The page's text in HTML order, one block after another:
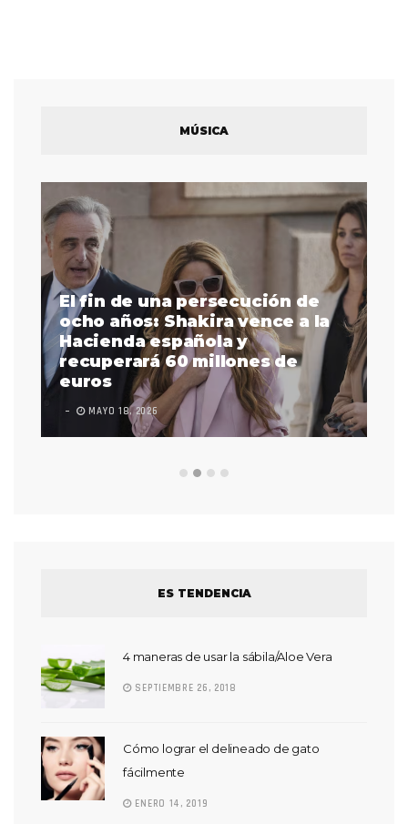
MÚSICA
El fin de una persecución de
ocho años: Shakira vence a la
Hacienda española y
recuperará 60 millones de
euros
MAYO 18, 2026
ES TENDENCIA
4 maneras de usar la sábila/Aloe Vera
SEPTIEMBRE 26, 2018
Cómo lograr el delineado de gato
fácilmente
ENERO 14, 2019